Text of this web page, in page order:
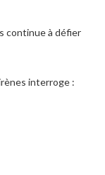
continue à défier
interroge :